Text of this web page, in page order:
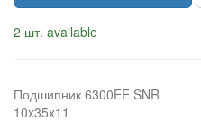
2 шт. available
Подшипник 6300EE SNR
10x35x11